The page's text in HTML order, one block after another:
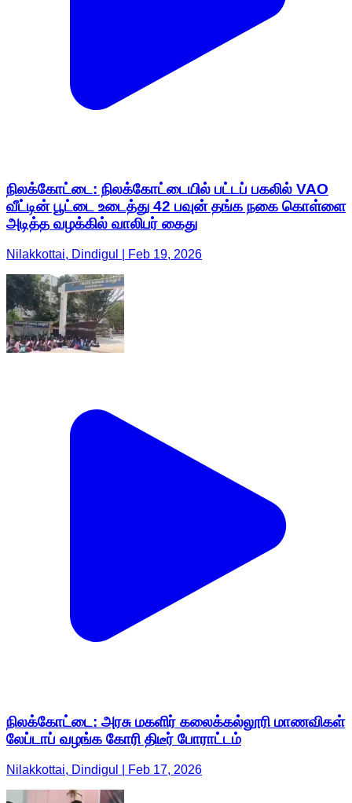
நிலக்கோட்டை: நிலக்கோட்டையில் பட்டப் பகலில் VAO
வீட்டின் பூட்டை உடைத்து 42 பவுன் தங்க நகை கொள்ளை
அடித்த வழக்கில் வாலிபர் கைது
Nilakkottai, Dindigul | Feb 19, 2026
நிலக்கோட்டை: அரசு மகளிர் கலைக்கல்லூரி மாணவிகள்
லேப்டாப் வழங்க கோரி திடீர் போராட்டம்
Nilakkottai, Dindigul | Feb 17, 2026